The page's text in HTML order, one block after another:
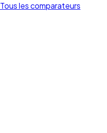
Tous les comparateurs